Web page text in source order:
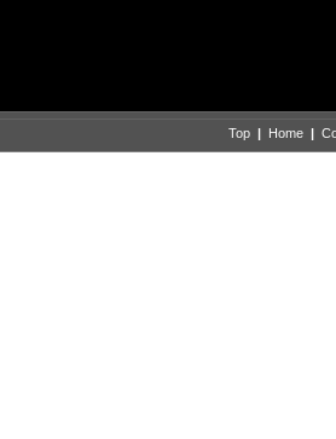
Top | Home |